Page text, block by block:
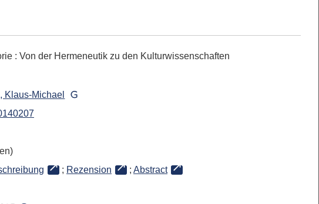
: Von der Hermeneutik zu den Kulturwissenschaften
Klaus-Michael
; Rezension ; Abstract